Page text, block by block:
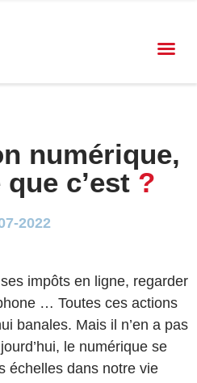
numérique,
que c’est ?
2022
impôts en ligne, regarder
… Toutes ces actions
banales. Mais il n’en a pas
le numérique se
échelles dans notre vie